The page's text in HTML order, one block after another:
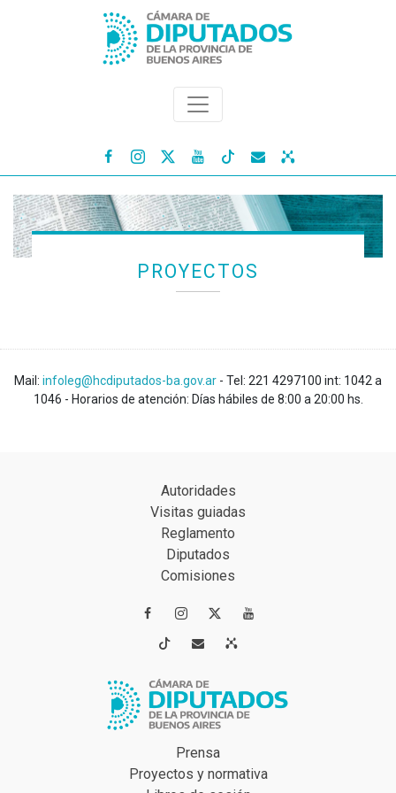
   
PROYECTOS
Mail: infoleg@hcdiputados-ba.gov.ar - Tel: 221 4297100 int: 1042 a
1046 - Horarios de atención: Días hábiles de 8:00 a 20:00 hs.
Autoridades
Visitas guiadas
Reglamento
Diputados
Comisiones
 
 
Prensa
Proyectos y normativa